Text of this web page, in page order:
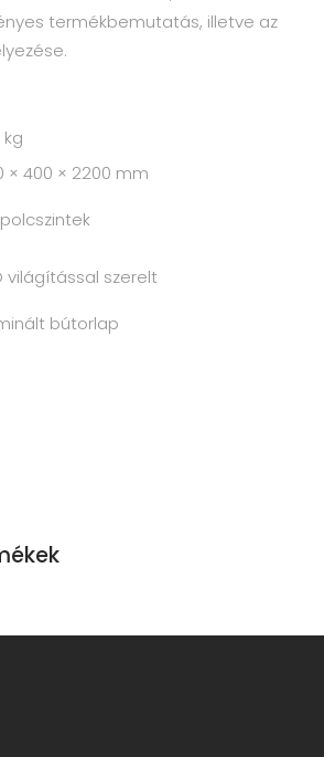
termékbemutatás, illetve az
kg
× 400 × 2200 mm
polcszintek
világítással szerelt
bútorlap